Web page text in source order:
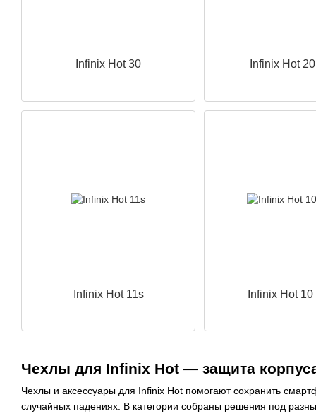
Чехлы для Infinix Hot — защита
Чехлы и аксессуары для Infinix Hot помогают сохранить
случайных падениях. В категории собраны решения под
Infinix Hot 30 Infinix Hot
Infinix Hot 11s Infinix Hot